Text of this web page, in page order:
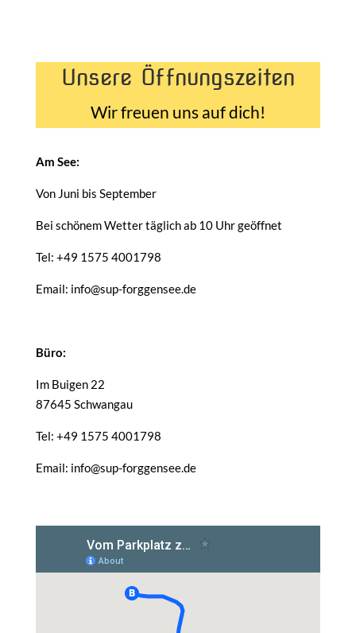
Unsere Öffnungszeiten
Wir freuen uns auf dich!
Am See:
Von Juni bis September
Bei schönem Wetter täglich ab 10 Uhr geöffnet
Tel: +49 1575 4001798
Email: info@sup-forggensee.de
Büro:
Im Buigen 22
87645 Schwangau
Tel: +49 1575 4001798
Email: info@sup-forggensee.de